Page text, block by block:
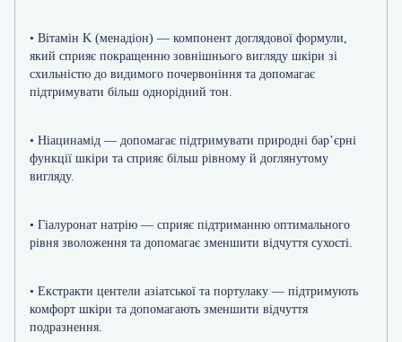
• Вітамін K (менадіон) — компонент доглядової формули,
який сприяє покращенню зовнішнього вигляду шкіри зі
схильністю до видимого почервоніння та допомагає
підтримувати більш однорідний тон.
• Ніацинамід — допомагає підтримувати природні бар’єрні
функції шкіри та сприяє більш рівному й доглянутому
вигляду.
• Гіалуронат натрію — сприяє підтриманню оптимального
рівня зволоження та допомагає зменшити відчуття сухості.
• Екстракти центели азіатської та портулаку — підтримують
комфорт шкіри та допомагають зменшити відчуття
подразнення.